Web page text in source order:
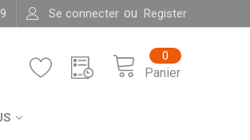
Se connecter ou Register
Panier
0